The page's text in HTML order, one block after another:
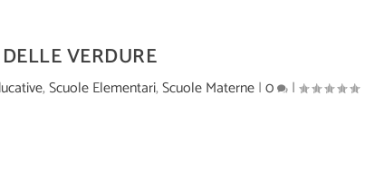
VERDURE
,Scuole Elementari,Scuole Materne|0 |